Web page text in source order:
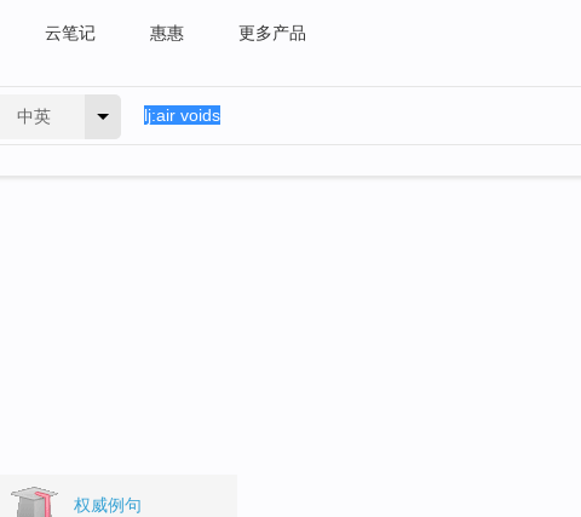
云笔记 惠惠 更多产品
中英
权威例句